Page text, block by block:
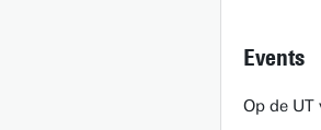
Events
Op de